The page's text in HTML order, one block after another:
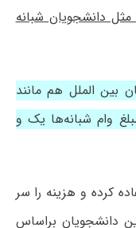
مثل دانشجویان شبانه
بین الملل هم مانند
وام شبانه‌ها یک و
کرده و هزینه را سر
دانشجویان براساس